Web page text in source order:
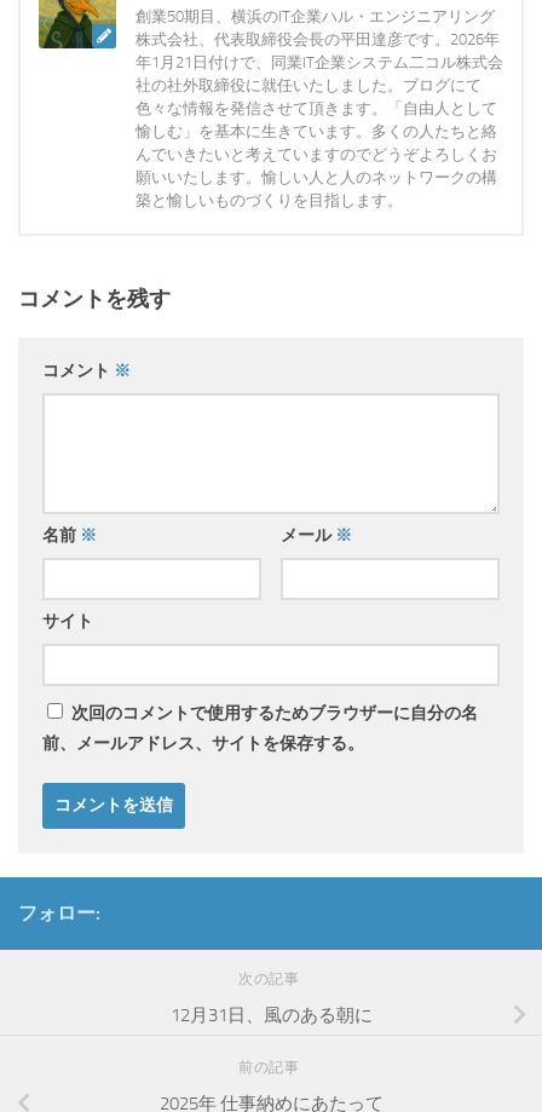
創業50期目、横浜のIT企業ハル・エンジニアリング
株式会社、代表取締役会長の平田達彦です。2026年
年1月21日付けで、同業IT企業システム二コル株式会
社の社外取締役に就任いたしました。ブログにて
色々な情報を発信させて頂きます。「自由人として
愉しむ」を基本に生きています。多くの人たちと絡
んでいきたいと考えていますのでどうぞよろしくお
願いいたします。愉しい人と人のネットワークの構
築と愉しいものづくりを目指します。
コメントを残す
コメント ※
名前 ※ メール ※
サイト
次回のコメントで使用するためブラウザーに自分の名
前、メールアドレス、サイトを保存する。
フォロー:
次の記事
12月31日、風のある朝に
前の記事
2025年 仕事納めにあたって